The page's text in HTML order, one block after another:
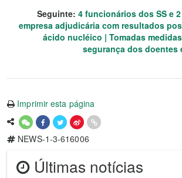
Seguinte: 4 funcionários dos SS e
empresa adjudicária com resultados
ácido nucléico | Tomadas
segurança dos doentes
Imprimir esta página
NEWS-1-3-616006
Últimas notícias